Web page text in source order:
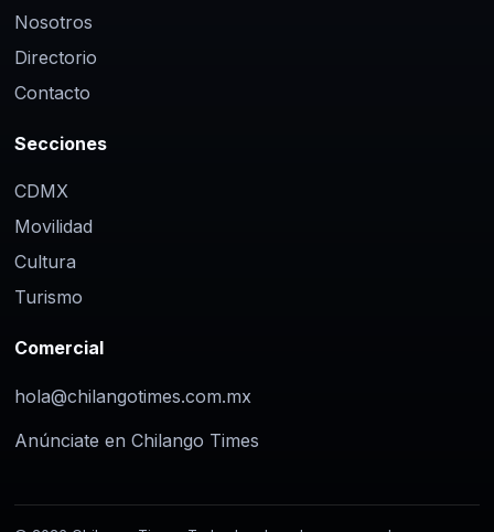
Nosotros
Directorio
Contacto
Secciones
CDMX
Movilidad
Cultura
Turismo
Comercial
hola@chilangotimes.com.mx
Anúnciate en Chilango Times